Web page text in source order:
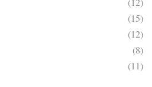
(15)
(12)
(8)
(11)